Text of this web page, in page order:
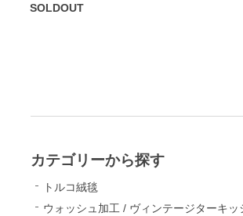
SOLDOUT
カテゴリーから探す
トルコ絨毯
ウォッシュ加工 / ヴィンテージターキッ